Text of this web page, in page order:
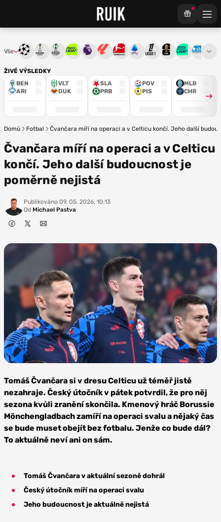
ŽIVÉ VÝSLEDKY
BEN
ARI
VLT
DUK
SLA
PRB
POV
PIS
MLB
CHR
Vše Liga mistrůEvropská liga
Konferenční liga
Chance ligaPremier League
La LigaBundesliga
Serie ALigue 1Mistrovství světa
Chance3. ČFL
Domů Fotbal Čvančara míří na operaci a v Celticu končí. Jeho další
Čvančara míří na operaci a v Celticu
končí. Jeho další budoucnost je
poměrně nejistá
Publikováno 09. 05. 2026, 10:13
Od Michael Pastva
Depositphotos
Tomáš Čvančara si v dresu Celticu už téměř jistě
nezahraje. Český útočník v pátek potvrdil, že pro něj
sezona kvůli zranění skončila. Kmenový hráč Borussie
Mönchengladbach zamíří na operaci svalu a nějaký čas
se bude muset obejít bez fotbalu. Jenže co bude dál?
To aktuálně neví ani on sám.
Tomáš Čvančara v aktuální sezoně dohrál
Český útočník míří na operaci svalu
Jeho budoucnost je aktuálně nejistá